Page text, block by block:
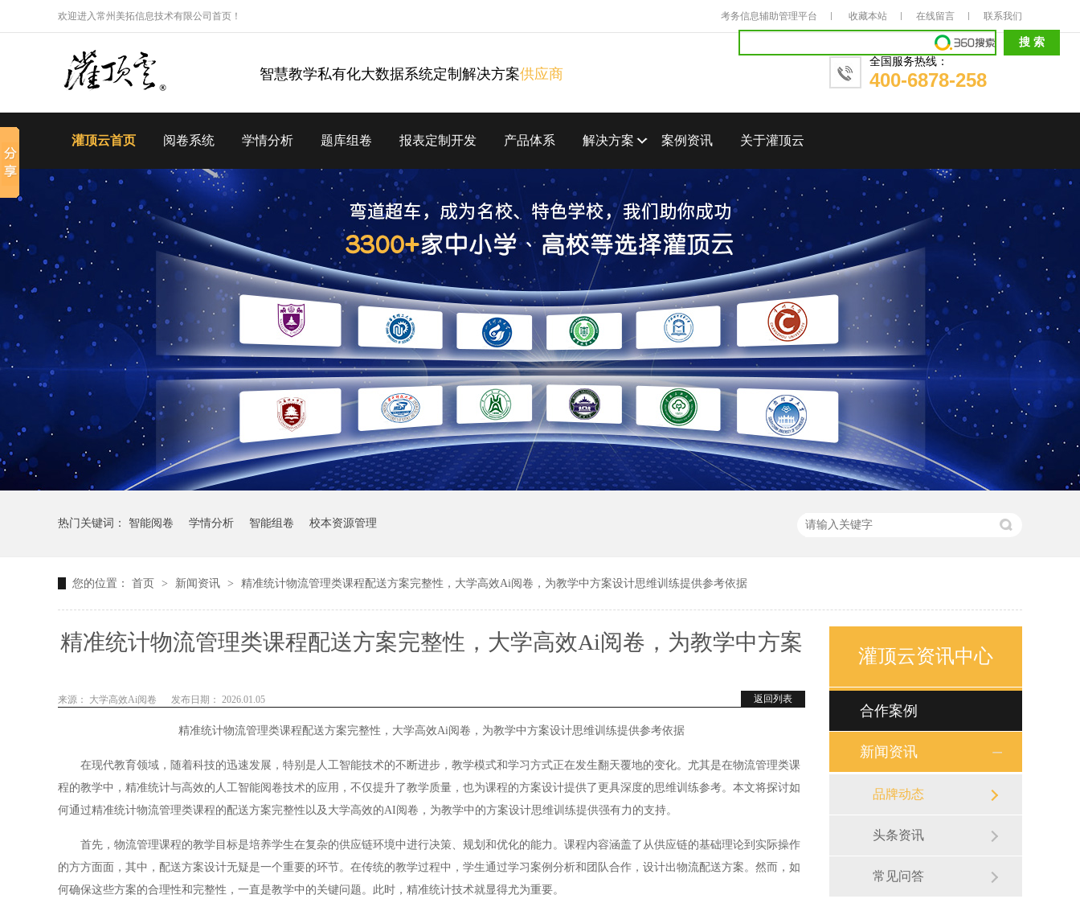
考务信息辅助管理平台 收藏本站 在线留言 联系我们
欢迎进入常州美拓信息技术有限公司首页！
智慧教学私有化大数据系统定制解决方案供应商
全国服务热线：
400-6878-258
灌顶云首页 阅卷系统 学情分析 题库组卷 报表定制开发 产品体系 解决方案 案例资讯 关于灌顶云
热门关键词： 智能阅卷 学情分析 智能组卷 校本资源管理
您的位置： 首页 > 新闻资讯 > 精准统计物流管理类课程配送方案完整性，大学高效Ai阅卷，为教学中方案设计思维训练提供参考依据
精准统计物流管理类课程配送方案完整性，大学高效Ai阅卷，为教学中方案
返回列表
来源： 大学高效Ai阅卷 发布日期： 2026.01.05
精准统计物流管理类课程配送方案完整性，大学高效Ai阅卷，为教学中方案设计思维训练提供参考依据
在现代教育领域，随着科技的迅速发展，特别是人工智能技术的不断进步，教学模式和学习方式正在发生翻天覆地的变化。尤其是在物流管理类课
程的教学中，精准统计与高效的人工智能阅卷技术的应用，不仅提升了教学质量，也为课程的方案设计提供了更具深度的思维训练参考。本文将探讨如
何通过精准统计物流管理类课程的配送方案完整性以及大学高效的AI阅卷，为教学中的方案设计思维训练提供强有力的支持。
首先，物流管理课程的教学目标是培养学生在复杂的供应链环境中进行决策、规划和优化的能力。课程内容涵盖了从供应链的基础理论到实际操作
的方方面面，其中，配送方案设计无疑是一个重要的环节。在传统的教学过程中，学生通过学习案例分析和团队合作，设计出物流配送方案。然而，如
何确保这些方案的合理性和完整性，一直是教学中的关键问题。此时，精准统计技术就显得尤为重要。
灌顶云资讯中心
合作案例
新闻资讯
品牌动态
头条资讯
常见问答